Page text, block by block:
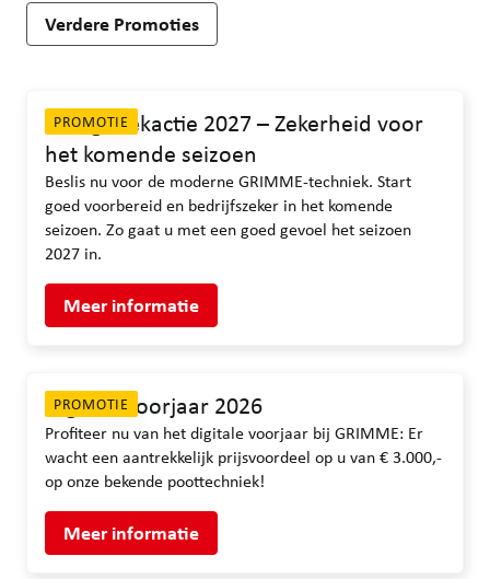
Verdere Promoties
PROMOTIE
Vroegboekactie 2027 – Zekerheid voor
het komende seizoen
Beslis nu voor de moderne GRIMME-techniek. Start
goed voorbereid en bedrijfszeker in het komende
seizoen. Zo gaat u met een goed gevoel het seizoen
2027 in.
Meer informatie
PROMOTIE
Digitaal voorjaar 2026
Profiteer nu van het digitale voorjaar bij GRIMME: Er
wacht een aantrekkelijk prijsvoordeel op u van € 3.000,-
op onze bekende poottechniek!
Meer informatie